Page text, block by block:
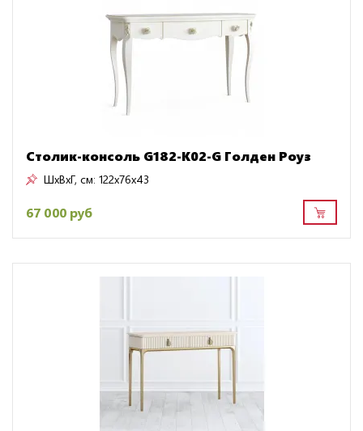
Столик-консоль G182-K02-G Голден Роуз
ШxВxГ, см: 122x76x43
67 000 руб